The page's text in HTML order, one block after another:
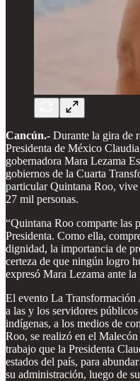
Cancún.- Durante la gira de
Presidenta de México
gobernadora Mara Lezama
gobiernos de la Cuarta
particular Quintana Roo, vive
27 mil personas.
“Quintana Roo comparte las
Presidenta. Como ella,
dignidad, la importancia de
certeza de que ningún logro
expresó Mara Lezama ante
El evento La Transformación
a las y los servidores
indígenas, a los medios de
Roo, se realizó en el
trabajo que la Presidenta
estados del país, para
su administración, luego de